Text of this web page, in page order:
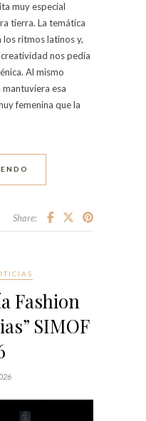
muy especial
tierra. La temática
los ritmos latinos y,
nos pedía
Al mismo
esa
femenina que la
Share:
Fashion
SIMOF